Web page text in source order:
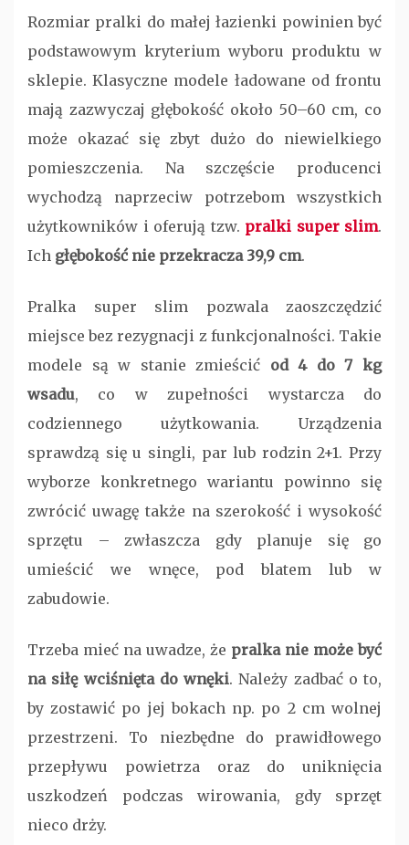
Rozmiar pralki do małej łazienki powinien być
podstawowym kryterium wyboru produktu w
sklepie. Klasyczne modele ładowane od frontu
mają zazwyczaj głębokość około 50–60 cm, co
może okazać się zbyt dużo do niewielkiego
pomieszczenia. Na szczęście producenci
wychodzą naprzeciw potrzebom wszystkich
użytkowników i oferują tzw. pralki super slim.
Ich głębokość nie przekracza 39,9 cm.
Pralka super slim pozwala zaoszczędzić
miejsce bez rezygnacji z funkcjonalności. Takie
modele są w stanie zmieścić od 4 do 7 kg
wsadu, co w zupełności wystarcza do
codziennego użytkowania. Urządzenia
sprawdzą się u singli, par lub rodzin 2+1. Przy
wyborze konkretnego wariantu powinno się
zwrócić uwagę także na szerokość i wysokość
sprzętu – zwłaszcza gdy planuje się go
umieścić we wnęce, pod blatem lub w
zabudowie.
Trzeba mieć na uwadze, że pralka nie może być
na siłę wciśnięta do wnęki. Należy zadbać o to,
by zostawić po jej bokach np. po 2 cm wolnej
przestrzeni. To niezbędne do prawidłowego
przepływu powietrza oraz do uniknięcia
uszkodzeń podczas wirowania, gdy sprzęt
nieco drży.